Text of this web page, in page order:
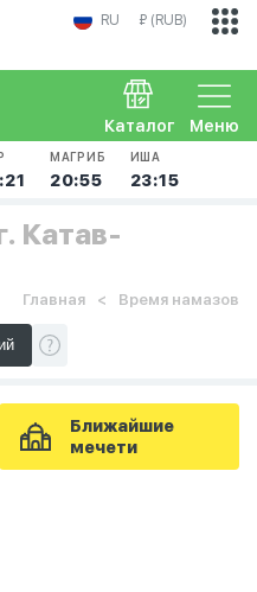
RU ₽ (RUB)
Меню
Каталог
МАГРИБ
20:55
ИША
23:15
Катав-
Главная Время намазов
Ближайшие
мечети